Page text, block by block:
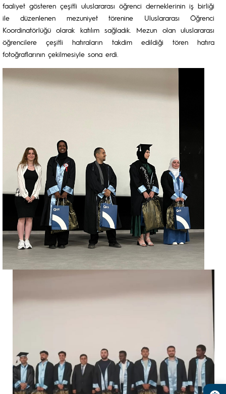
faaliyet gösteren çeşitli uluslararası öğrenci derneklerinin iş birliği
ile düzenlenen mezuniyet törenine Uluslararası Öğrenci
Koordinatörlüğü olarak katılım sağladık. Mezun olan uluslararası
öğrencilere çeşitli hatıraların takdim edildiği tören hatıra
fotoğraflarının çekilmesiyle sona erdi.